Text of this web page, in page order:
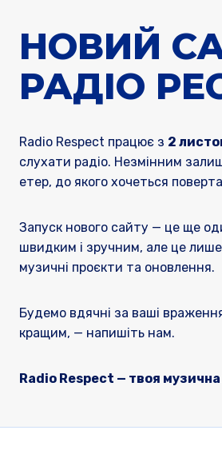
НОВИЙ
РАДІО
Radio Respect працює з 2
слухати радіо. Незмінним
етер, до якого хочеться
Запуск нового сайту — це ще
швидким і зручним, але це
музичні проєкти та оновлення.
Будемо вдячні за ваші
кращим, — напишіть нам.
Radio Respect — твоя